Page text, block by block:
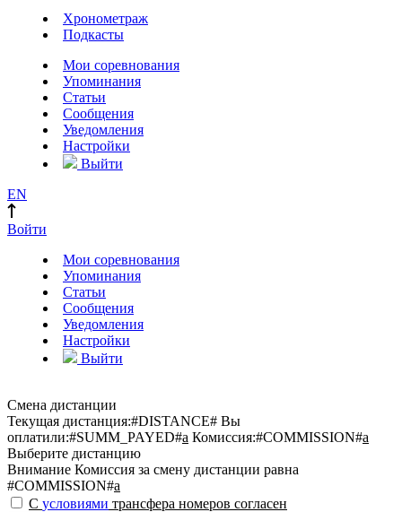
Хронометраж
Подкасты
Мои соревнования
Упоминания
Статьи
Сообщения
Уведомления
Настройки
Выйти
EN
Войти
Мои соревнования
Упоминания
Статьи
Сообщения
Уведомления
Настройки
Выйти
Смена дистанции
Текущая дистанция:#DISTANCE# Вы
оплатили:#SUMM_PAYED#a Комиссия:#COMMISSION#a
Выберите дистанцию
Внимание Комиссия за смену дистанции равна
#COMMISSION#a
С условиями трансфера номеров согласен